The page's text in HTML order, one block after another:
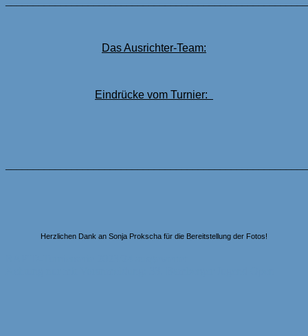
Das Ausrichter-Team:
Eindrücke vom Turnier:
Herzlichen Dank an Sonja Prokscha für die Bereitstellung der Fotos!